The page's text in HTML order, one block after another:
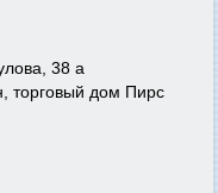
38 а
торговый дом Пирс